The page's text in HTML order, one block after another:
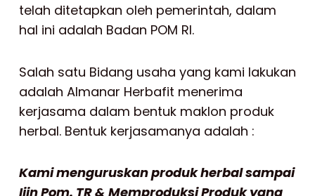
telah ditetapkan oleh pemerintah, dalam
hal ini adalah Badan POM RI.
Salah satu Bidang usaha yang kami lakukan
adalah Almanar Herbafit menerima
kerjasama dalam bentuk maklon produk
herbal. Bentuk kerjasamanya adalah :
Kami menguruskan produk herbal sampai
Ijin Pom. TR & Memproduksi Produk yang